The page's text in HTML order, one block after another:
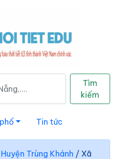
Tìm
kiếm
Tin tức
Huyện Trùng Khánh / Xã